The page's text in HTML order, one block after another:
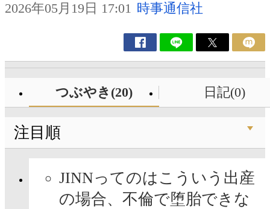
2026年05月19日 17:01 時事通信社
つぶやき(20) 日記(0)
注目順
JINNってのはこういう出産
の場合、不倫で堕胎できな